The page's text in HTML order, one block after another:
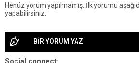
Henüz yorum yapılmamış. İlk yorumu
yapabilirsiniz.
BİR YORUM YAZ
Social connect: